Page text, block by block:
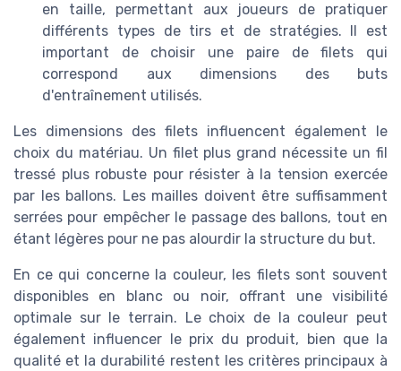
en taille, permettant aux joueurs de pratiquer
différents types de tirs et de stratégies. Il est
important de choisir une paire de filets qui
correspond aux dimensions des buts
d'entraînement utilisés.
Les dimensions des filets influencent également le
choix du matériau. Un filet plus grand nécessite un fil
tressé plus robuste pour résister à la tension exercée
par les ballons. Les mailles doivent être suffisamment
serrées pour empêcher le passage des ballons, tout en
étant légères pour ne pas alourdir la structure du but.
En ce qui concerne la couleur, les filets sont souvent
disponibles en blanc ou noir, offrant une visibilité
optimale sur le terrain. Le choix de la couleur peut
également influencer le prix du produit, bien que la
qualité et la durabilité restent les critères principaux à